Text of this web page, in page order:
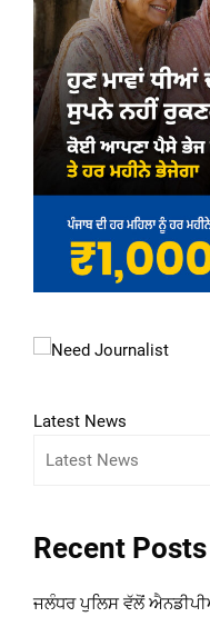
Latest News
Recent Posts
ਜਲੰਧਰ ਪੁਲਿਸ ਵੱਲੋਂ